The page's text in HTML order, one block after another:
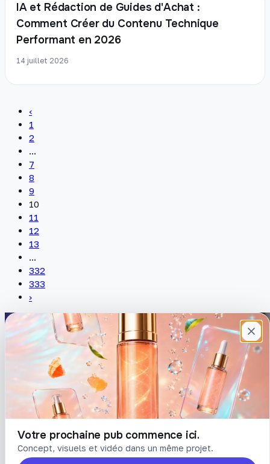
IA et Rédaction de Guides d'Achat :
Comment Créer du Contenu Technique
Performant en 2026
14 juillet 2026
‹
1
2
...
7
8
9
10
11
12
13
...
332
333
›
Votre prochaine pub commence ici.
Concept, visuels et vidéo dans un même projet.
Plateforme française de création de
contenu avec l’IA. Demandez, Roboto crée.
Prompts
Blog
Tarifs
COMPTE
Connexion
Créer un compte
Mot de passe oublié
LÉGAL